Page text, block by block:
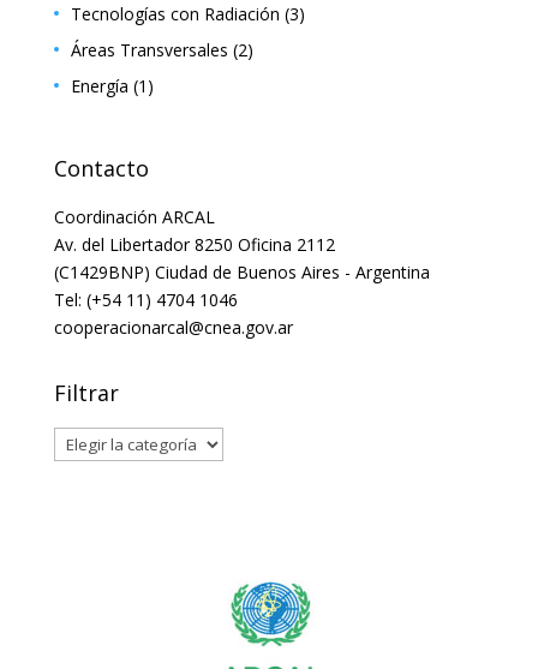
Tecnologías con Radiación (3)
Áreas Transversales (2)
Energía (1)
Contacto
Coordinación ARCAL
Av. del Libertador 8250 Oficina 2112
(C1429BNP) Ciudad de Buenos Aires - Argentina
Tel: (+54 11) 4704 1046
cooperacionarcal@cnea.gov.ar
Filtrar
Filtrar